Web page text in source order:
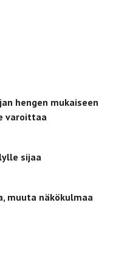
hengen mukaiseen
varoittaa
sijaa
muuta näkökulmaa